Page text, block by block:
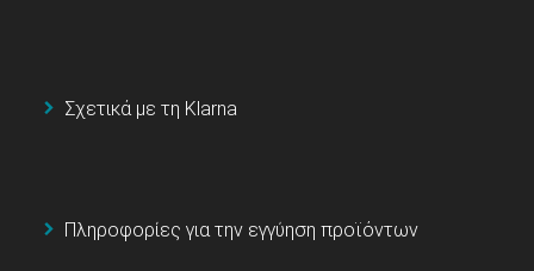
Σχετικά με τη Klarna
Πληροφορίες για την εγγύηση προϊόντων